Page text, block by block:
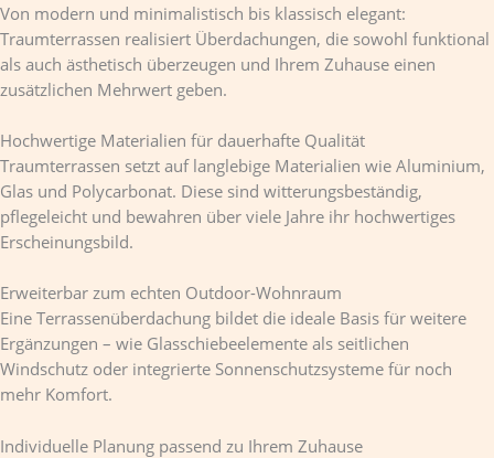
Von modern und minimalistisch bis klassisch elegant:
Traumterrassen realisiert Überdachungen, die sowohl funktional
als auch ästhetisch überzeugen und Ihrem Zuhause einen
zusätzlichen Mehrwert geben.
Hochwertige Materialien für dauerhafte Qualität
Traumterrassen setzt auf langlebige Materialien wie Aluminium,
Glas und Polycarbonat. Diese sind witterungsbeständig,
pflegeleicht und bewahren über viele Jahre ihr hochwertiges
Erscheinungsbild.
Erweiterbar zum echten Outdoor-Wohnraum
Eine Terrassenüberdachung bildet die ideale Basis für weitere
Ergänzungen – wie Glasschiebeelemente als seitlichen
Windschutz oder integrierte Sonnenschutzsysteme für noch
mehr Komfort.
Individuelle Planung passend zu Ihrem Zuhause